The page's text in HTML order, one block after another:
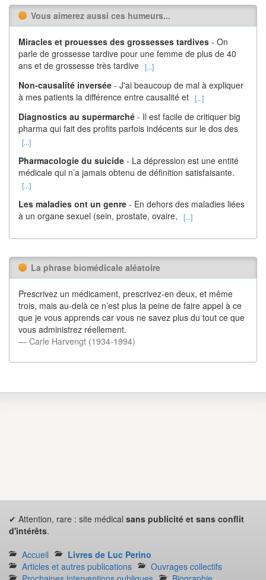
Vous aimerez aussi ces humeurs...
Miracles et prouesses des grossesses tardives - On
parle de grossesse tardive pour une femme de plus de 40
ans et de grossesse très tardive [...]
Non-causalité inversée - J'ai beaucoup de mal à expliquer
à mes patients la différence entre causalité et [...]
Diagnostics au supermarché - Il est facile de critiquer big
pharma qui fait des profits parfois indécents sur le dos des
[...]
Pharmacologie du suicide - La dépression est une entité
médicale qui n’a jamais obtenu de définition satisfaisante.
[...]
Les maladies ont un genre - En dehors des maladies liées
à un organe sexuel (sein, prostate, ovaire,
[...]
La phrase biomédicale aléatoire
Prescrivez un médicament, prescrivez-en deux, et même
trois, mais au-delà ce n’est plus la peine de faire appel à ce
que je vous apprends car vous ne savez plus du tout ce que
vous administrez réellement.
― Carle Harvengt (1934-1994)
✔ Attention, rare : site médical sans publicité et sans conflit
d'intérêts.
Accueil
Livres de Luc Perino
Articles et autres publications
Ouvrages collectifs